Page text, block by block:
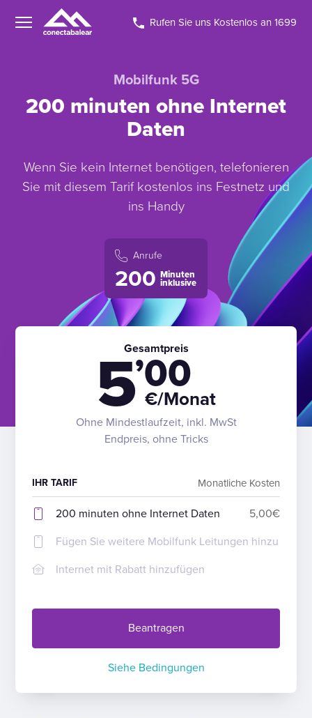
Rufen Sie uns Kostenlos an 1699
Mobilfunk 5G
200 minuten ohne Internet
Daten
Wenn Sie kein Internet benötigen, telefonieren
Sie mit diesem Tarif kostenlos ins Festnetz und
ins Handy
Anrufe
200 Minuten
inklusive
Gesamtpreis
5’00
€/Monat
Ohne Mindestlaufzeit, inkl. MwSt
Endpreis, ohne Tricks
IHR TARIF Monatliche Kosten
200 minuten ohne Internet Daten
5,00€
Fügen Sie weitere Mobilfunk Leitungen hinzu
Internet mit Rabatt hinzufügen
Beantragen
Siehe Bedingungen